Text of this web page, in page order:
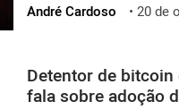
ქართული
vietnamese
André Cardoso • 20 de
Detentor de bitcoin
fala sobre adoção